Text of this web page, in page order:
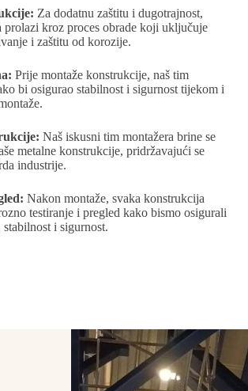
Za dodatnu zaštitu i dugotrajnost,
prolazi kroz proces obrade koji uključuje
i zaštitu od korozije.
Prije montaže konstrukcije, naš tim
bi osigurao stabilnost i sigurnost tijekom i
Naš iskusni tim montažera brine se
metalne konstrukcije, pridržavajući se
industrije.
Nakon montaže, svaka konstrukcija
testiranje i pregled kako bismo osigurali
i sigurnost.